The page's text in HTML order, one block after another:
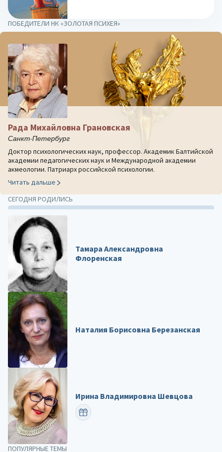
ПОПУЛЯРНЫЕ ТЕМЫ
ПОБЕДИТЕЛИ НК «ЗОЛОТАЯ ПСИХЕЯ»
Рада Михайловна Грановская
Санкт-Петербург
Доктор психологических наук, профессор. Академик Балтийской
академии педагогических наук и Международной академии
акмеологии. Патриарх российской психологии.
Читать дальше
СЕГОДНЯ РОДИЛИСЬ
Тамара Александровна
Флоренская
Наталия Борисовна Березанская
Ирина Владимировна Шевцова
ПОЗДРАВИТЬ